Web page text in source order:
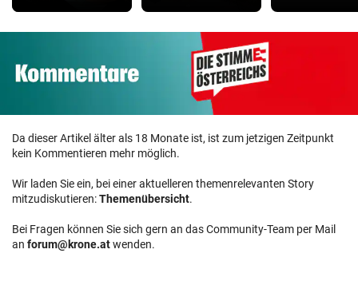
Da dieser Artikel älter als 18 Monate ist, ist zum jetzigen Zeitpunkt
kein Kommentieren mehr möglich.
Wir laden Sie ein, bei einer aktuelleren themenrelevanten Story
mitzudiskutieren:Themenübersicht.
Bei Fragen können Sie sich gern an das Community-Team per Mail
an forum@krone.atwenden.